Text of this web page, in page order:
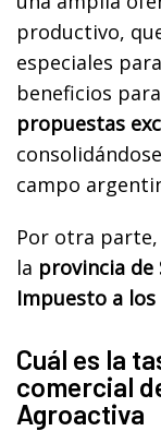
productivo,
especiales
beneficios para
propuestas
campo
Por otra
la provincia de
Impuesto a
Cuál es la
comercial
Agroactiva